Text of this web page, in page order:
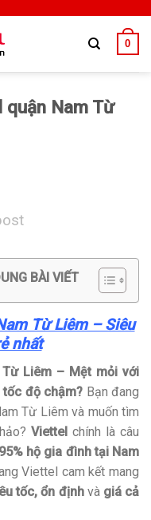
0
Nam Từ
BÀI VIẾT
Từ Liêm – Siêu
nhất
Liêm – Mệt mỏi với
độ chậm? Bạn đang
Từ Liêm và muốn tìm
Viettel chính là câu
hộ gia đình tại Nam
Viettel cam kết mang
tốc, ổn địnhvà giá cả